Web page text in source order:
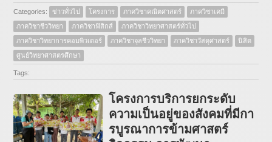
Categories: ข่าวทั่วไป โครงการ ภาควิชาคณิตศาสตร์
ภาควิชาเคมี
ภาควิชาชีววิทยา
ภาควิชาฟิสิกส์
ภาควิชาวิทยาศาสตร์ทั่วไป
ภาควิชาวิทยาการคอมพิวเตอร์
ภาควิชาจุลชีววิทยา ภาควิชาวัสดุศาสตร์
นิสิต
ศูนย์วิทยาศาสตรศึกษา
Tags:
โครงการบริการยกระดับ
ความเป็นอยู่ของสังคมที่มีกา
รบูรณาการข้ามศาสตร์